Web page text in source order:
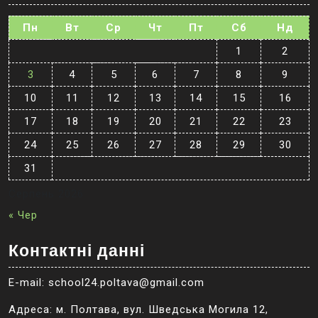
Пн Вт Ср Чт Пт Сб
Нд
1
2
3
4 5 6 7 8
9
10
11 12 13 14 15
16
17
18 19 20 21 22
23
24
25 26 27 28 29
30
31
« Чер
Контактні данні
E-mail: school24.poltava@gmail.com
Адреса: м. Полтава, вул. Шведська Могила 12,